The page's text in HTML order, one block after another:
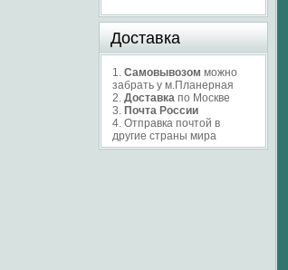
Доставка
1. Самовывозом можно
забрать у м.Планерная
2. Доставка по Москве
3. Почта России
4. Отправка почтой в
другие страны мира